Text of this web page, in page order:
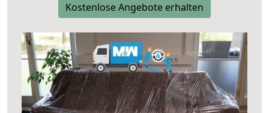
Kostenlose Angebote erhalten